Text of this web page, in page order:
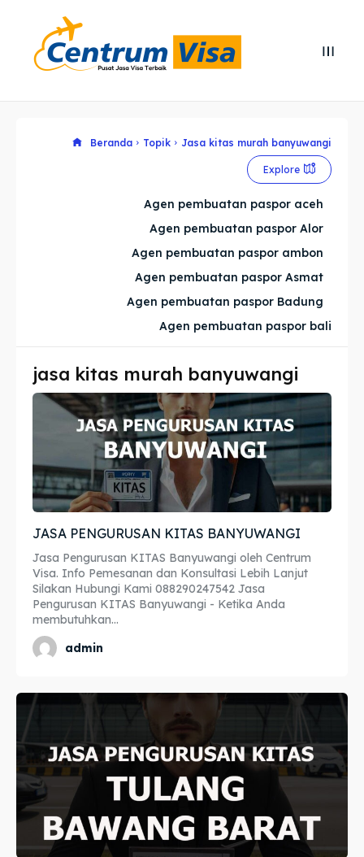
Explore our destinations
Imta
Legalisir
Apostille
Penerjemah
Asuransi
Blog
Explore our destinations
Imta
Legalisir
Apostille
Penerjemah
Asuransi
Blog
Beranda Topik Jasa kitas murah banyuwangi
Explore
Agen pembuatan paspor aceh
Agen pembuatan paspor Alor
Agen pembuatan paspor ambon
Agen pembuatan paspor Asmat
Agen pembuatan paspor Badung
Agen pembuatan paspor bali
jasa kitas murah banyuwangi
JASA PENGURUSAN KITAS BANYUWANGI
Jasa Pengurusan KITAS Banyuwangi oleh Centrum
Visa. Info Pemesanan dan Konsultasi Lebih Lanjut
Silakan Hubungi Kami 088290247542 Jasa
Pengurusan KITAS Banyuwangi - Ketika Anda
membutuhkan...
admin